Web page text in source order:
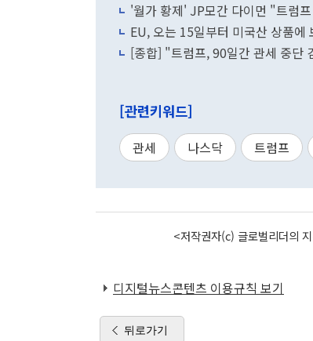
'월가 황제' JP모간 다이먼 "트럼
EU, 오는 15일부터 미국산 상품
[종합] "트럼프, 90일간 관세 중단
[관련키워드]
관세 나스닥 트럼프
<저작권자(c) 글로벌리더의
디지털뉴스콘텐츠 이용규칙 보기
뒤로가기